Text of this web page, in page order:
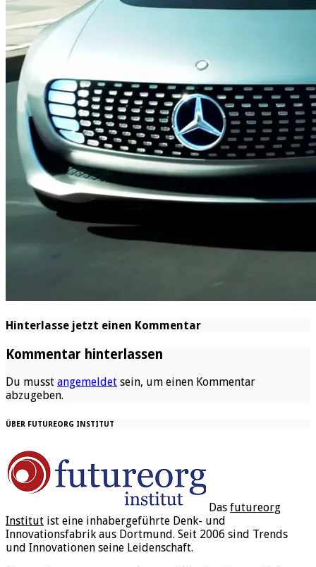
Hinterlasse jetzt einen Kommentar
Kommentar hinterlassen
Du musst angemeldet sein, um einen Kommentar
abzugeben.
ÜBER FUTUREORG INSTITUT
Das futureorg
Institut ist eine inhabergeführte Denk- und
Innovationsfabrik aus Dortmund. Seit 2006 sind Trends
und Innovationen seine Leidenschaft.